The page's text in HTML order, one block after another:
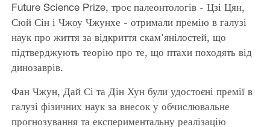
Future Science Prize, троє палеонтологів - Цзі Цян,
Сюй Сін і Чжоу Чжунхе - отримали премію в галузі
наук про життя за відкриття скам'янілостей, що
підтверджують теорію про те, що птахи походять від
динозаврів.
Фан Чжун, Дай Сі та Дін Хун були удостоєні премії в
галузі фізичних наук за внесок у обчислювальне
прогнозування та експериментальну реалізацію